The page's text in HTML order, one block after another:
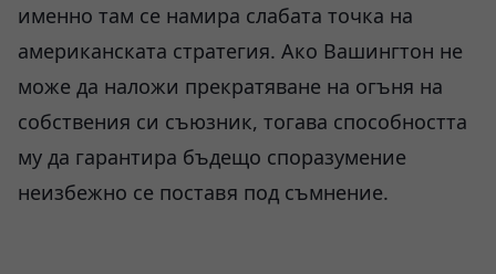
именно там се намира слабата точка на
американската стратегия. Ако Вашингтон не
може да наложи прекратяване на огъня на
собствения си съюзник, тогава способността
му да гарантира бъдещо споразумение
неизбежно се поставя под съмнение.